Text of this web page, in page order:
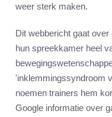
weer sterk maken.
Dit webbericht gaat
hun spreekkamer heel
'inklemmingssyndroom
noemen trainers hem
Google informatie over